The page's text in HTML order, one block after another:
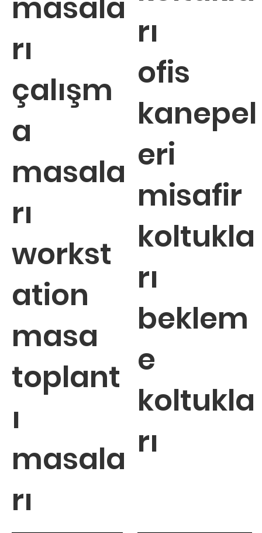
masala
rı
çalışm
a
masala
rı
workst
ation
masa
toplant
ı
masala
rı
rı
ofis
kanepel
eri
misafir
koltukla
rı
beklem
e
koltukla
rı